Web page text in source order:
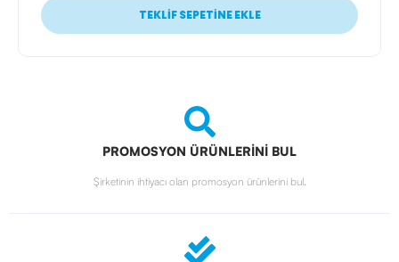
TEKLİF SEPETİNE EKLE
PROMOSYON ÜRÜNLERİNİ BUL
Şirketinin ihtiyacı olan promosyon ürünlerini bul.